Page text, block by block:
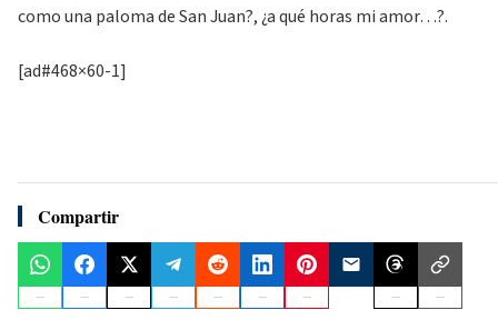
como una paloma de San Juan?, ¿a qué horas mi amor…?.
[ad#468×60-1]
Compartir